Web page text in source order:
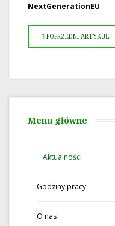
NextGenerationEU.
POPRZEDNI ARTYKUŁ
Menu główne
Aktualności
Godziny pracy
O nas